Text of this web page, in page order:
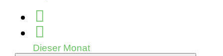
Dieser Monat